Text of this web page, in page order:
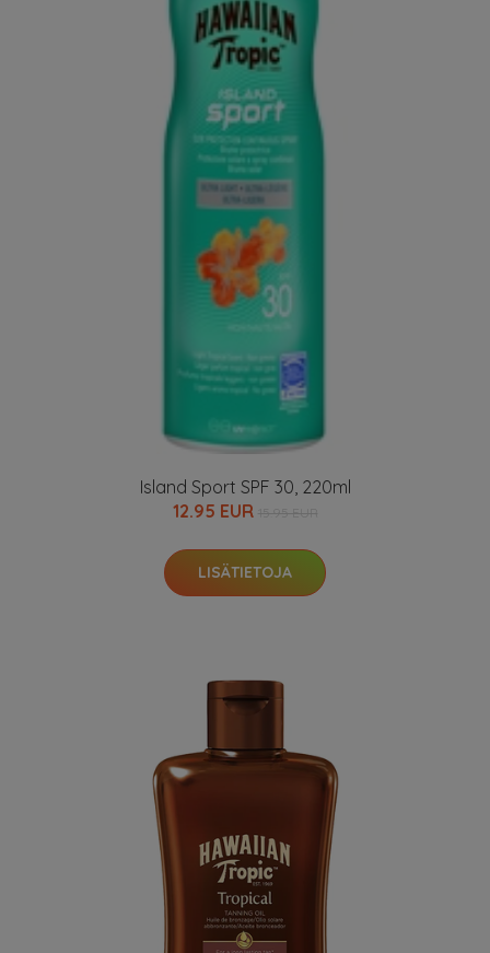
Island Sport SPF 30, 220ml
12.95 EUR
LISÄTIETOJA